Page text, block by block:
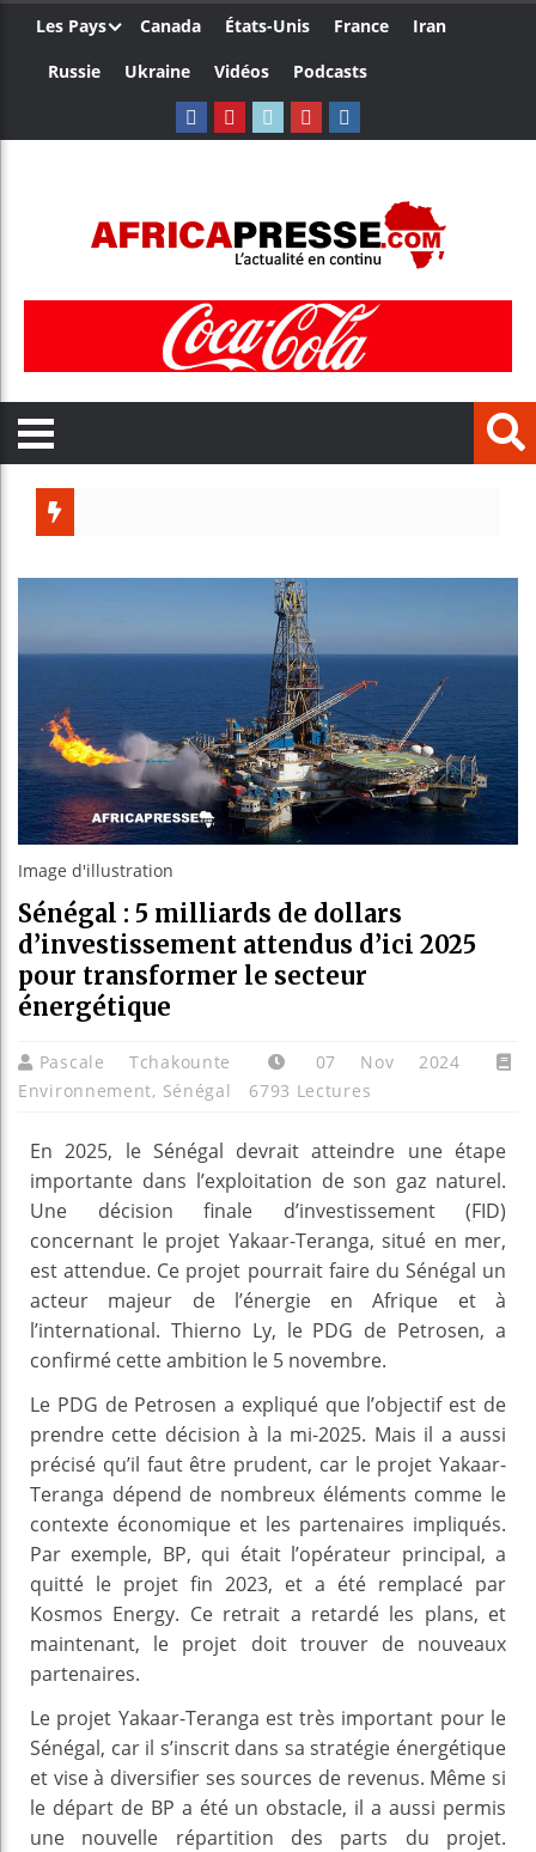
Les Pays Canada États-Unis France
Iran
Russie
Ukraine Vidéos Podcasts
Bénin
Aliko
Image d'illustration
Sénégal : 5 milliards de dollars
d’investissement attendus d’ici 2025
pour transformer le secteur
énergétique
Pascale Tchakounte
07 Nov 2024
Environnement, Sénégal 6793 Lectures
En 2025, le Sénégal devrait atteindre une étape
importante dans l’exploitation de son gaz naturel.
Une décision finale d’investissement (FID)
concernant le projet Yakaar-Teranga, situé en mer,
est attendue. Ce projet pourrait faire du Sénégal un
acteur majeur de l’énergie en Afrique et à
l’international. Thierno Ly, le PDG de Petrosen, a
confirmé cette ambition le 5 novembre.
Le PDG de Petrosen a expliqué que l’objectif est de
prendre cette décision à la mi-2025. Mais il a aussi
précisé qu’il faut être prudent, car le projet Yakaar-
Teranga dépend de nombreux éléments comme le
contexte économique et les partenaires impliqués.
Par exemple, BP, qui était l’opérateur principal, a
quitté le projet fin 2023, et a été remplacé par
Kosmos Energy. Ce retrait a retardé les plans, et
maintenant, le projet doit trouver de nouveaux
partenaires.
Le projet Yakaar-Teranga est très important pour le
Sénégal, car il s’inscrit dans sa stratégie énergétique
et vise à diversifier ses sources de revenus. Même si
le départ de BP a été un obstacle, il a aussi permis
une nouvelle répartition des parts du projet.